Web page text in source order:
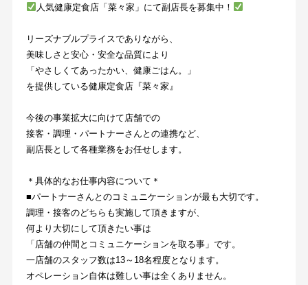
人気健康定食店「菜々家」にて副店長を募集中！
リーズナブルプライスでありながら、
美味しさと安心・安全な品質により
「やさしくてあったかい、健康ごはん。」
を提供している健康定食店『菜々家』
今後の事業拡大に向けて店舗での
接客・調理・パートナーさんとの連携など、
副店長として各種業務をお任せします。
＊具体的なお仕事内容について＊
■パートナーさんとのコミュニケーションが最も大切です。
調理・接客のどちらも実施して頂きますが、
何より大切にして頂きたい事は
「店舗の仲間とコミュニケーションを取る事」です。
一店舗のスタッフ数は13～18名程度となります。
オペレーション自体は難しい事は全くありません。